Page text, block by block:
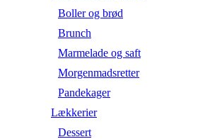
Boller og brød
Brunch
Marmelade og saft
Morgenmadsretter
Pandekager
Lækkerier
Dessert